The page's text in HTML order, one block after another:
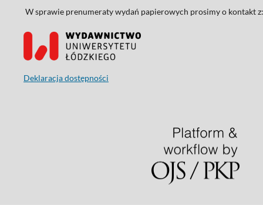
W sprawie prenumeraty wydań papierowych prosimy o kontakt z:
Deklaracja dostępności